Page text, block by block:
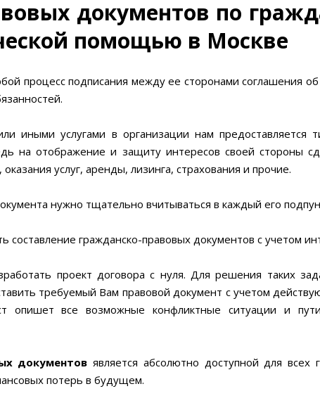
документов по
помощью в Москве
процесс подписания между ее сторонами соглашения
иными услугами в организации нам предоставляется
на отображение и защиту интересов своей стороны
услуг, аренды, лизинга, страхования и прочие.
нужно тщательно вчитываться в каждый его
гражданско-правовых документов с учетом
проект договора с нуля. Для решения таких
требуемый Вам правовой документ с учетом
опишет все возможные конфликтные ситуации и
документов является абсолютно доступной для всех
потерь в будущем.